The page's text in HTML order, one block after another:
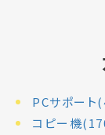
PCサポート
コピー機